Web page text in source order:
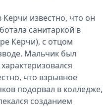
Керчи известно, что он
санитаркой в
Керчи), с отцом
Мальчик был
что взрывное
подорвал в колледже,
созданием